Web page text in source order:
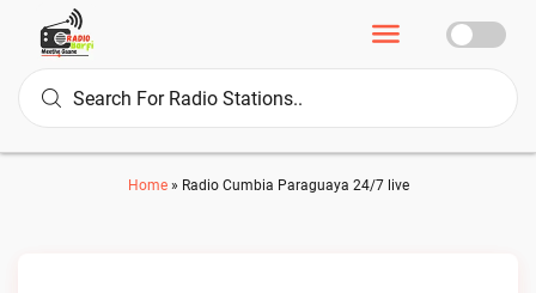
Home» Radio Cumbia Paraguaya 24/7 live